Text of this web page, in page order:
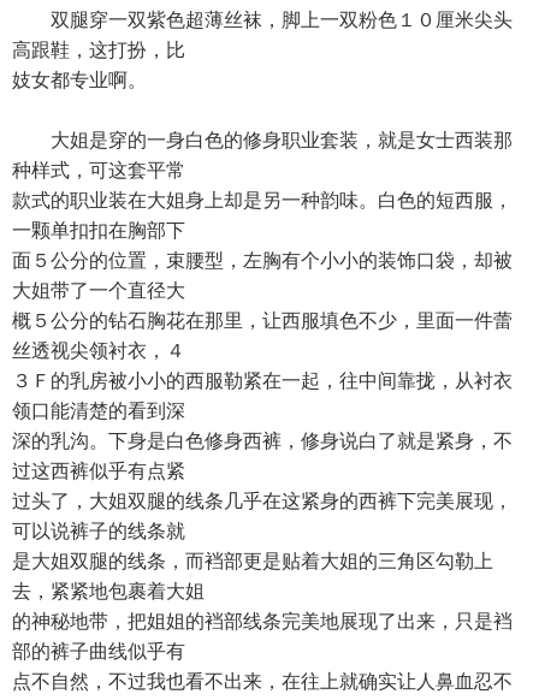
双腿穿一双紫色超薄丝袜，脚上一双粉色１０厘米尖头
高跟鞋，这打扮，比
妓女都专业啊。
大姐是穿的一身白色的修身职业套装，就是女士西装那
种样式，可这套平常
款式的职业装在大姐身上却是另一种韵味。白色的短西服，
一颗单扣扣在胸部下
面５公分的位置，束腰型，左胸有个小小的装饰口袋，却被
大姐带了一个直径大
概５公分的钻石胸花在那里，让西服填色不少，里面一件蕾
丝透视尖领衬衣，４
３Ｆ的乳房被小小的西服勒紧在一起，往中间靠拢，从衬衣
领口能清楚的看到深
深的乳沟。下身是白色修身西裤，修身说白了就是紧身，不
过这西裤似乎有点紧
过头了，大姐双腿的线条几乎在这紧身的西裤下完美展现，
可以说裤子的线条就
是大姐双腿的线条，而裆部更是贴着大姐的三角区勾勒上
去，紧紧地包裹着大姐
的神秘地带，把姐姐的裆部线条完美地展现了出来，只是裆
部的裤子曲线似乎有
点不自然，不过我也看不出来，在往上就确实让人鼻血忍不